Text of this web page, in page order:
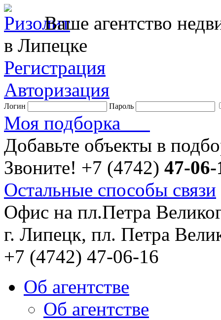
Ваше агентство
в Липецке
Регистрация
Авторизация
Логин Пароль
Моя подборка
Добавьте объекты в
Звоните! +7 (4742) 47-06-
Остальные способы связи
Офис на пл.Петра
г. Липецк, пл. Петра
+7 (4742) 47-06-16
Об агентстве
Об агентстве